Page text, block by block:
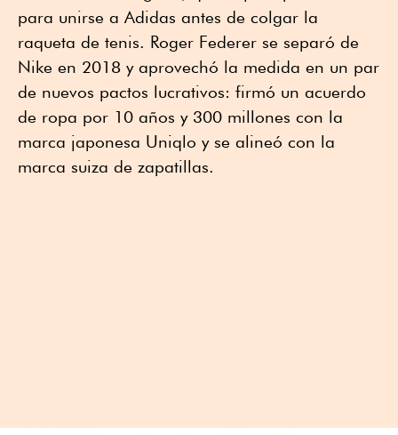
para unirse a Adidas antes de colgar la
raqueta de tenis. Roger Federer se separó de
Nike en 2018 y aprovechó la medida en un par
de nuevos pactos lucrativos: firmó un acuerdo
de ropa por 10 años y 300 millones con la
marca japonesa Uniqlo y se alineó con la
marca suiza de zapatillas.